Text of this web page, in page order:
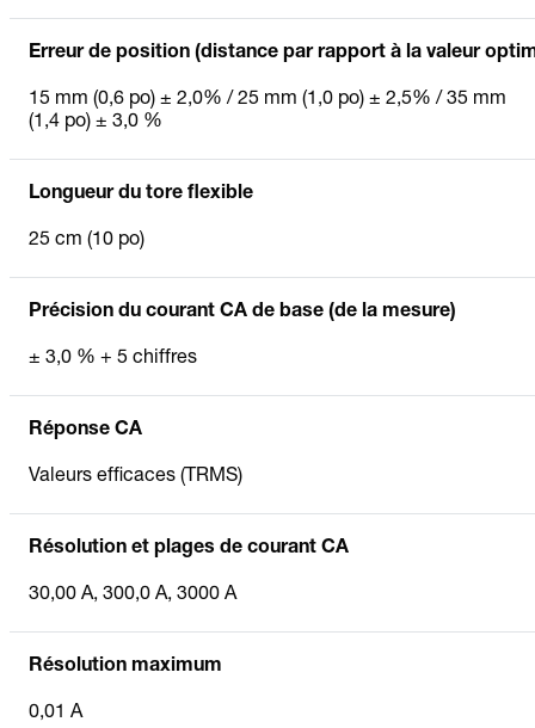
Erreur de position (distance par rapport à la valeur
15 mm (0,6 po) ± 2,0% / 25 mm (1,0 po) ± 2,5% / 35 mm
(1,4 po) ± 3,0 %
Longueur du tore flexible
25 cm (10 po)
Précision du courant CA de base (de la mesure)
± 3,0 % + 5 chiffres
Réponse CA
Valeurs efficaces (TRMS)
Résolution et plages de courant CA
30,00 A, 300,0 A, 3000 A
Résolution maximum
0,01 A